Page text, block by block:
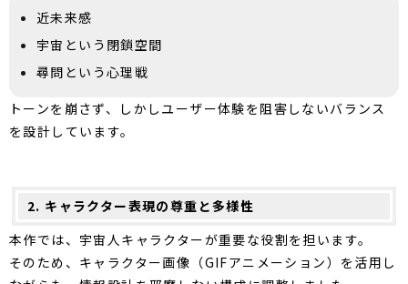
近未来感
宇宙という閉鎖空間
尋問という心理戦
トーンを崩さず、しかしユーザー体験を阻害しないバランス
を設計しています。
2. キャラクター表現の尊重と多様性
本作では、宇宙人キャラクターが重要な役割を担います。
そのため、キャラクター画像（GIFアニメーション）を活用し